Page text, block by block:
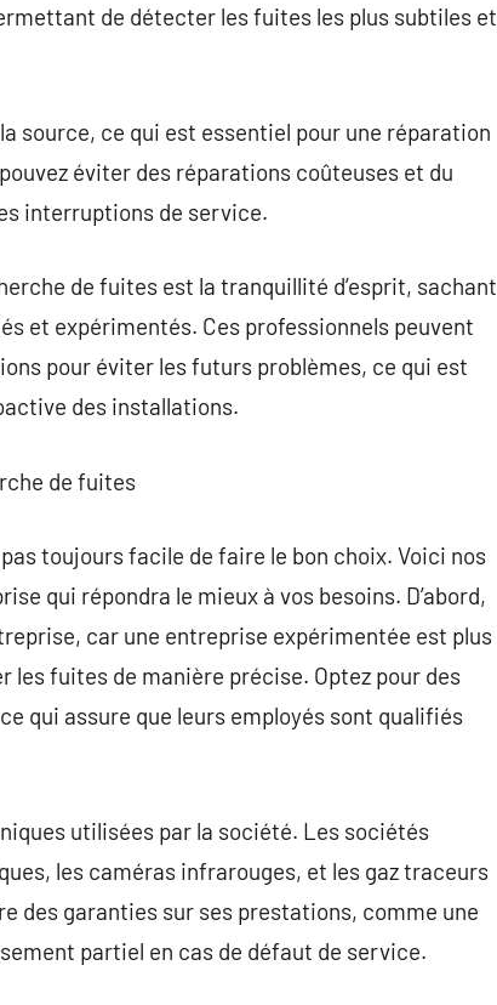
de détecter les fuites les plus subtiles et
source, ce qui est essentiel pour une réparation
éviter des réparations coûteuses et du
interruptions de service.
de fuites est la tranquillité d’esprit, sachant
et expérimentés. Ces professionnels peuvent
pour éviter les futurs problèmes, ce qui est
des installations.
de fuites
toujours facile de faire le bon choix. Voici nos
qui répondra le mieux à vos besoins. D’abord,
car une entreprise expérimentée est plus
fuites de manière précise. Optez pour des
qui assure que leurs employés sont qualifiés
utilisées par la société. Les sociétés
les caméras infrarouges, et les gaz traceurs
des garanties sur ses prestations, comme une
partiel en cas de défaut de service.